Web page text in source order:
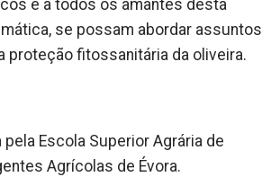
e a todos os amantes desta
se possam abordar assuntos
proteção fitossanitária da oliveira.
Escola Superior Agrária de
Agrícolas de Évora.